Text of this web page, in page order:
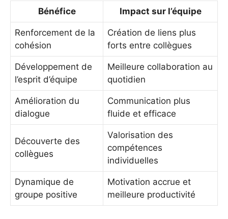
Bénéfice Impact sur l’équipe
Renforcement de la
cohésion
Création de liens plus
forts entre collègues
Développement de
l’esprit d’équipe
Meilleure collaboration au
quotidien
Amélioration du
dialogue
Communication plus
fluide et efficace
Découverte des
collègues
Valorisation des
compétences
individuelles
Dynamique de
groupe positive
Motivation accrue et
meilleure productivité